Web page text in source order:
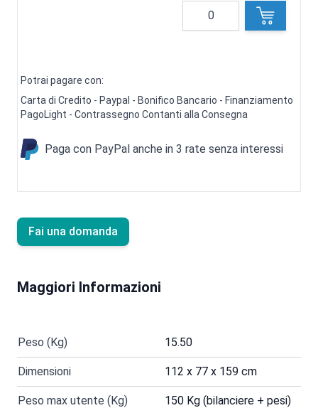
Quantità
Potrai pagare con:
Carta di Credito - Paypal - Bonifico Bancario - Finanziamento
PagoLight - Contrassegno Contanti alla Consegna
Paga con PayPal anche in 3 rate senza interessi
Fai una domanda
Maggiori Informazioni
Peso (Kg) 15.50
Dimensioni 112 x 77 x 159 cm
Peso max utente (Kg) 150 Kg (bilanciere + pesi)